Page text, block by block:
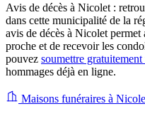
Par région
Par ville
Maisons funéraires
Éternea
Avis de décès à Nicolet :
dans cette municipalité de la
avis de décès à Nicolet
proche et de recevoir les
pouvez soumettre
hommages déjà en ligne.
Maisons funéraires à